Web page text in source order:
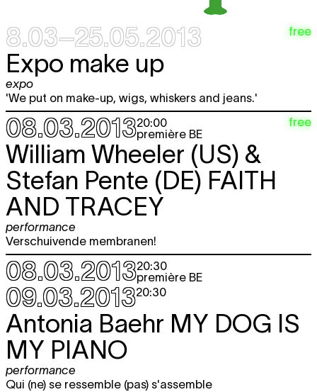
8.03–25.05.2013 free
Expo make up
expo
'We put on make-up, wigs, whiskers and jeans.'
08.03.201320:00
première BE
free
William Wheeler (US) &
Stefan Pente (DE) FAITH
AND TRACEY
performance
Verschuivende membranen!
08.03.201320:30
première BE
09.03.201320:30
Antonia Baehr MY DOG IS
MY PIANO
performance
Qui (ne) se ressemble (pas) s'assemble